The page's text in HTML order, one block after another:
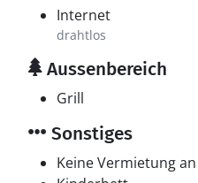
Internet
drahtlos
Aussenbereich
Grill
Sonstiges
Keine Vermietung